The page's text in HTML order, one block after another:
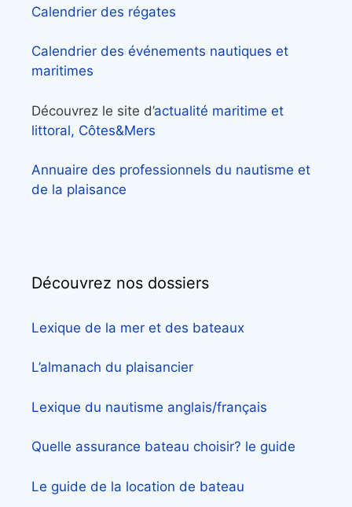
Calendrier des régates
Calendrier des événements nautiques et
maritimes
Découvrez le site d’actualité maritime et
littoral, Côtes&Mers
Annuaire des professionnels du nautisme et
de la plaisance
Découvrez nos dossiers
Lexique de la mer et des bateaux
L’almanach du plaisancier
Lexique du nautisme anglais/français
Quelle assurance bateau choisir? le guide
Le guide de la location de bateau